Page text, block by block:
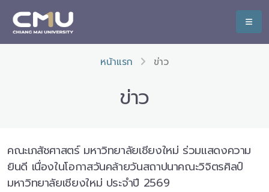
หน้าแรก ข่าว
ข่าว
คณะเภสัชศาสตร์ มหาวิทยาลัยเชียงใหม่ ร่วมแสดงความ
ยินดี เนื่องในโอกาสวันคล้ายวันสถาปนาคณะวิจิตรศิลป์
มหาวิทยาลัยเชียงใหม่ ประจำปี 2569